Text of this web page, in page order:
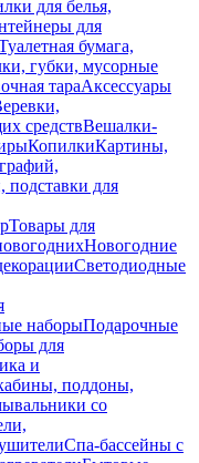
для белья,
для
бумага,
губки, мусорные
тараАксессуары
средствВешалки-
КопилкиКартины,
подставки для
Товары для
Новогодние
Светодиодные
наборыПодарочные
для
и
поддоны,
со
Спа-бассейны с